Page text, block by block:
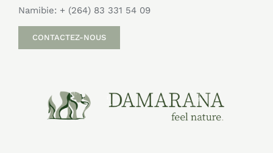
Namibie: + (264) 83 331 54 09
CONTACTEZ-NOUS